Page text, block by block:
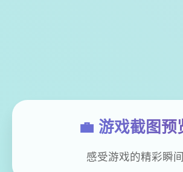
💼 游戏截图预
感受游戏的精彩瞬间